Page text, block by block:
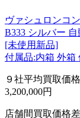
ヴァシュロンコ
B333 シルバー 自
[未使用新品]
付属品:内箱 外箱
９社平均買取価格
3,200,000円
店舗間買取価格差